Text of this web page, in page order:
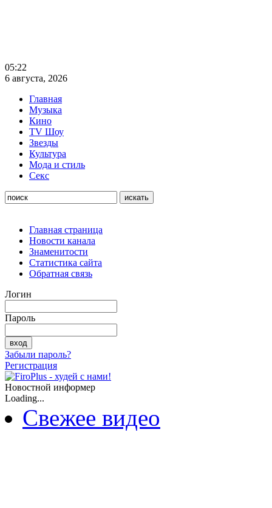
05:22
6 августа, 2026
Главная
Музыка
Кино
TV Шоу
Звезды
Культура
Мода и стиль
Секс
Главная страница
Новости канала
Знаменитости
Статистика сайта
Обратная связь
Логин
Пароль
Забыли пароль?
Регистрация
Новостной информер
Loading...
Свежее видео